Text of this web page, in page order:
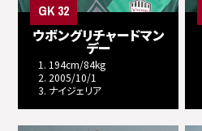
GK 32
ウボングリチャードマン
デー
1. 194cm/84kg
2. 2005/10/1
3. ナイジェリア